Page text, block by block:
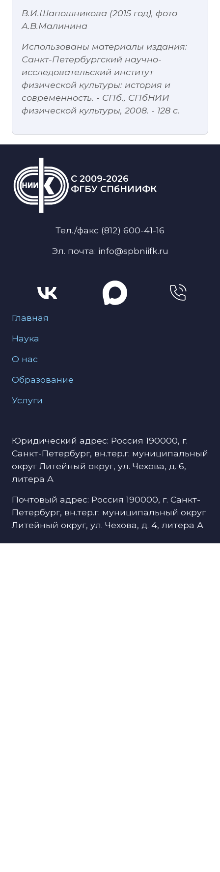
В.И.Шапошникова (2015 год), фото
А.В.Малинина
Использованы материалы издания:
Санкт-Петербургский научно-
исследовательский институт
физической культуры: история и
современность. - СПб., СПбНИИ
физической культуры, 2008. - 128 с.
C 2009-2026
ФГБУ СПбНИИФК
Тел./факс (812) 600-41-16
Эл. почта: info@spbniifk.ru
Меню для подвала
Главная
Наука
О нас
Образование
Услуги
Юридический адрес: Россия 190000, г.
Санкт-Петербург, вн.тер.г. муниципальный
округ Литейный округ, ул. Чехова, д. 6,
литера А
Почтовый адрес: Россия 190000, г. Санкт-
Петербург, вн.тер.г. муниципальный округ
Литейный округ, ул. Чехова, д. 4, литера А